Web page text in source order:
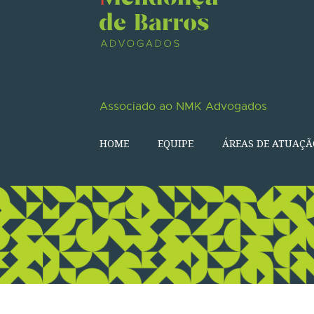
Associado ao NMK Advogados
HOME EQUIPE ÁREAS DE